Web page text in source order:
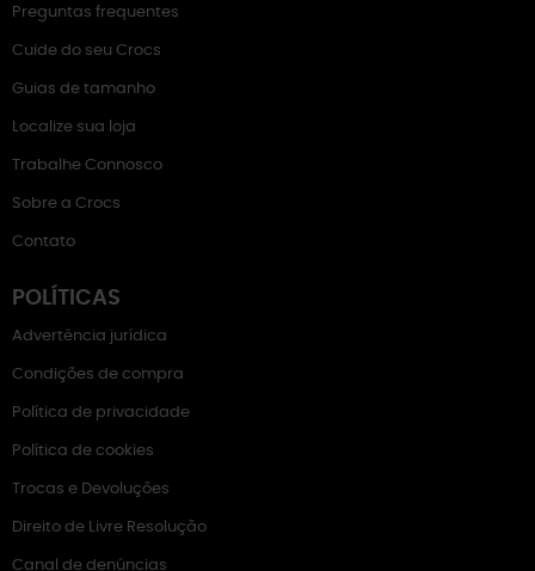
Preguntas frequentes
Cuide do seu Crocs
Guias de tamanho
Localize sua loja
Trabalhe Connosco
Sobre a Crocs
Contato
POLÍTICAS
Advertência jurídica
Condições de compra
Política de privacidade
Política de cookies
Trocas e Devoluções
Direito de Livre Resolução
Canal de denúncias